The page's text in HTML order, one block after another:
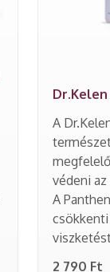
Dr.Kelen
A
védeni
A
2 790 Ft